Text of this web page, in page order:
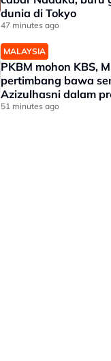
dunia di Tokyo
47 minutes ago
MALAYSIA
PKBM mohon KBS,
pertimbang bawa
Azizulhasni dalam
51 minutes ago